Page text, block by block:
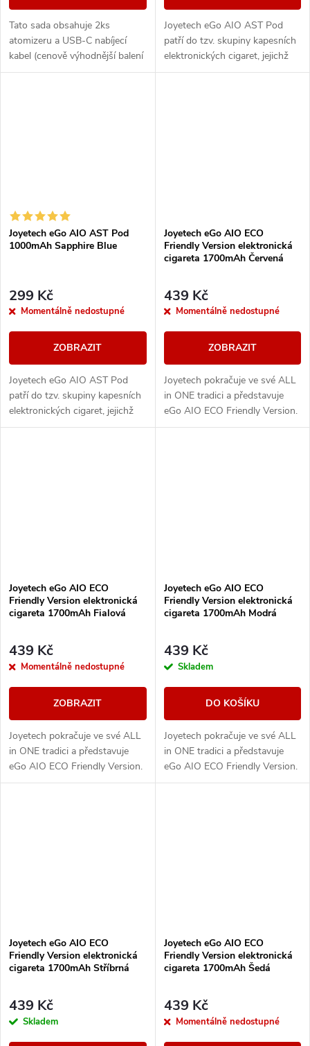
Tato sada obsahuje 2ks
atomizeru a USB-C nabíjecí
kabel (cenově výhodnější balení
oproti základní verzi). Ikona
Joyetech eGo AIO AST Pod
patří do tzv. skupiny kapesních
elektronických cigaret, jejichž
výhodou jsou kompaktní
Joyetech eGo AIO AST Pod
1000mAh Sapphire Blue
299 Kč
Momentálně nedostupné
ZOBRAZIT
Joyetech eGo AIO AST Pod
patří do tzv. skupiny kapesních
elektronických cigaret, jejichž
výhodou jsou kompaktní
Joyetech eGo AIO ECO
Friendly Version elektronická
cigareta 1700mAh Červená
439 Kč
Momentálně nedostupné
ZOBRAZIT
Joyetech pokračuje ve své ALL
in ONE tradici a představuje
eGo AIO ECO Friendly Version.
Designově řešené tělo e-
Joyetech eGo AIO ECO
Friendly Version elektronická
cigareta 1700mAh Fialová
439 Kč
Momentálně nedostupné
ZOBRAZIT
Joyetech pokračuje ve své ALL
in ONE tradici a představuje
eGo AIO ECO Friendly Version.
Designově řešené tělo e-
Joyetech eGo AIO ECO
Friendly Version elektronická
cigareta 1700mAh Modrá
439 Kč
Skladem
DO KOŠÍKU
Joyetech pokračuje ve své ALL
in ONE tradici a představuje
eGo AIO ECO Friendly Version.
Designově řešené tělo e-
Joyetech eGo AIO ECO
Friendly Version elektronická
cigareta 1700mAh Stříbrná
439 Kč
Skladem
Joyetech eGo AIO ECO
Friendly Version elektronická
cigareta 1700mAh Šedá
439 Kč
Momentálně nedostupné